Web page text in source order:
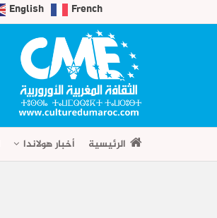
English French
الرئيسية أخبار هولاندا